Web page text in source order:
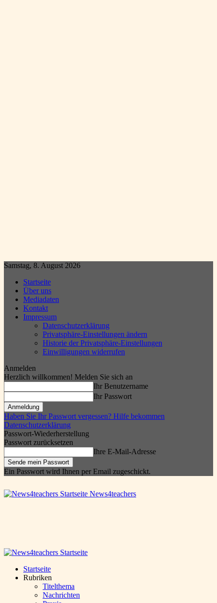
Samstag, 8. August 2026
Startseite
Über uns
Mediadaten
Kontakt
Impressum
Datenschutzerklärung
Privatsphäre-Einstellungen ändern
Historie der Privatsphäre-Einstellungen
Einwilligungen widerrufen
Anmelden
Herzlich willkommen! Melden Sie sich an
Ihr Benutzername
Ihr Passwort
Haben Sie Ihr Passwort vergessen? Hilfe bekommen
Datenschutzerklärung
Passwort-Wiederherstellung
Passwort zurücksetzen
Ihre E-Mail-Adresse
Ein Passwort wird Ihnen per Email zugeschickt.
News4teachers
Startseite
Rubriken
Titelthema
Nachrichten